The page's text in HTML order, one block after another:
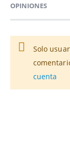
OPINIONES
Solo
cuenta